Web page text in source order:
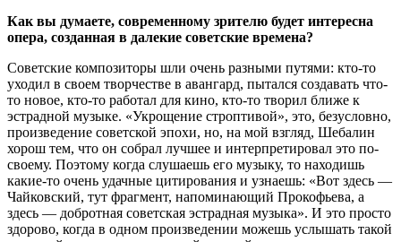
Как вы думаете, современному зрителю будет интересна
опера, созданная в далекие советские времена?
Советские композиторы шли очень разными путями: кто-то
уходил в своем творчестве в авангард, пытался создавать что-
то новое, кто-то работал для кино, кто-то творил ближе к
эстрадной музыке. «Укрощение строптивой», это, безусловно,
произведение советской эпохи, но, на мой взгляд, Шебалин
хорош тем, что он собрал лучшее и интерпретировал это по-
своему. Поэтому когда слушаешь его музыку, то находишь
какие-то очень удачные цитирования и узнаешь: «Вот здесь —
Чайковский, тут фрагмент, напоминающий Прокофьева, а
здесь — добротная советская эстрадная музыка». И это просто
здорово, когда в одном произведении можешь услышать такой